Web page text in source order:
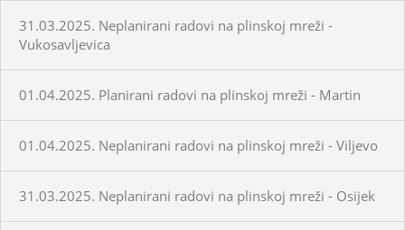
31.03.2025. Neplanirani radovi na plinskoj mreži -
Vukosavljevica
01.04.2025. Planirani radovi na plinskoj mreži - Martin
01.04.2025. Neplanirani radovi na plinskoj mreži - Viljevo
31.03.2025. Neplanirani radovi na plinskoj mreži - Osijek